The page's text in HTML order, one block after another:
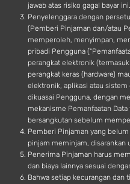
jawab atas risiko gagal bayar ini.
Penyelenggara dengan
(Pemberi Pinjaman dan/atau
memperoleh, menyimpan,
pribadi Pengguna
perangkat elektronik
perangkat keras (hardware)
elektronik, aplikasi atau
dikuasai Pengguna, dengan
mekanisme Pemanfaatan
bersangkutan sebelum
Pemberi Pinjaman yang
pinjam meminjam, disarankan
Penerima Pinjaman harus
dan biaya lainnya sesuai
Bahwa setiap kecurangan dan